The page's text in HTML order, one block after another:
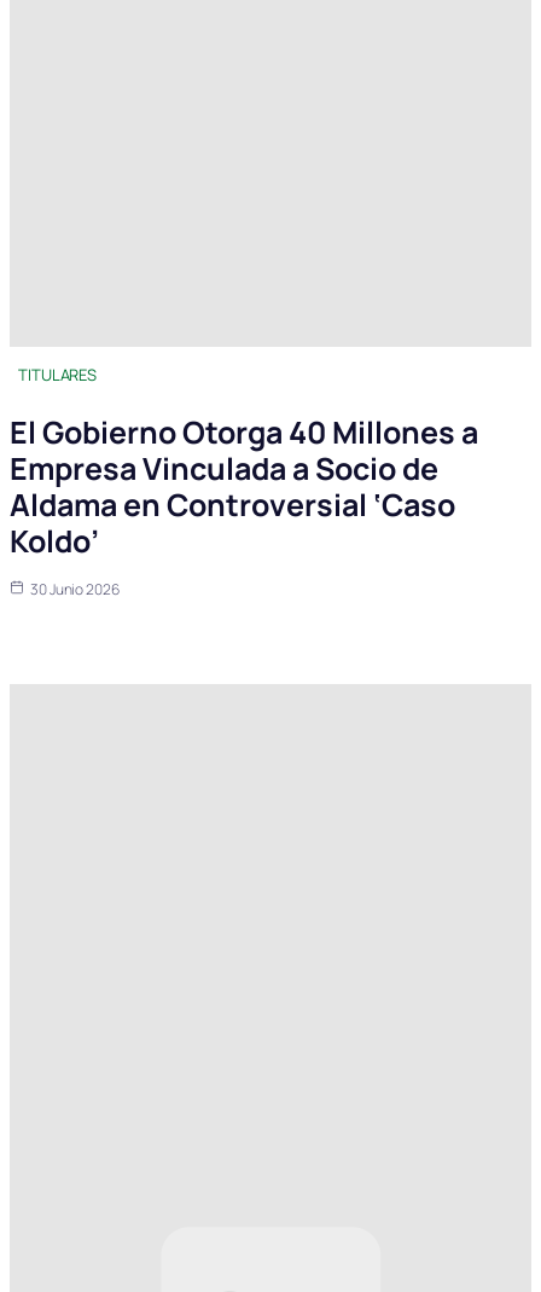
TITULARES
El Gobierno Otorga 40 Millones a
Empresa Vinculada a Socio de
Aldama en Controversial ‘Caso
Koldo’
30 Junio 2026